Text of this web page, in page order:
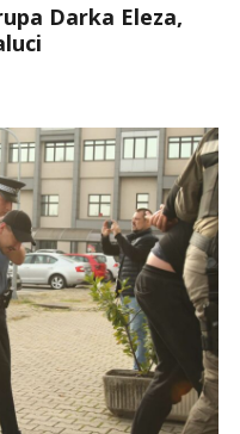
Darka Eleza,